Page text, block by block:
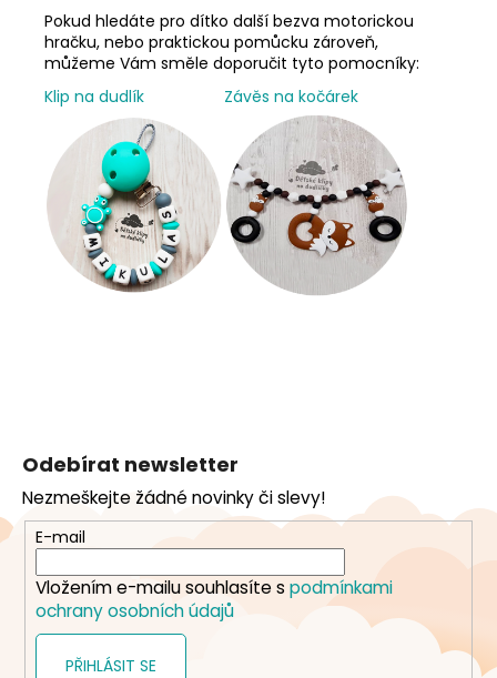
Pokud hledáte pro dítko další bezva motorickou
hračku, nebo praktickou pomůcku zároveň,
můžeme Vám směle doporučit tyto pomocníky:
Klip na dudlík
Závěs na kočárek
a
t
Odebírat newsletter
Nezmeškejte žádné novinky či slevy!
E-mail
Vložením e-mailu souhlasíte s podmínkami
ochrany osobních údajů
PŘIHLÁSIT SE